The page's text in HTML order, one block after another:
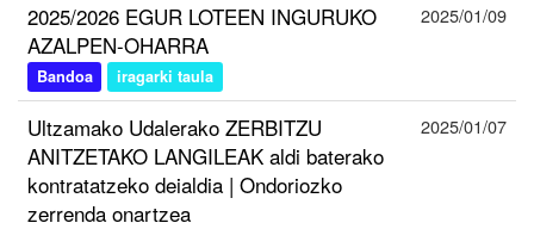
2025/2026 EGUR LOTEEN INGURUKO
AZALPEN-OHARRA
Bandoa iragarki taula
2025/01/09
Ultzamako Udalerako ZERBITZU
ANITZETAKO LANGILEAK aldi baterako
kontratatzeko deialdia | Ondoriozko
zerrenda onartzea
2025/01/07